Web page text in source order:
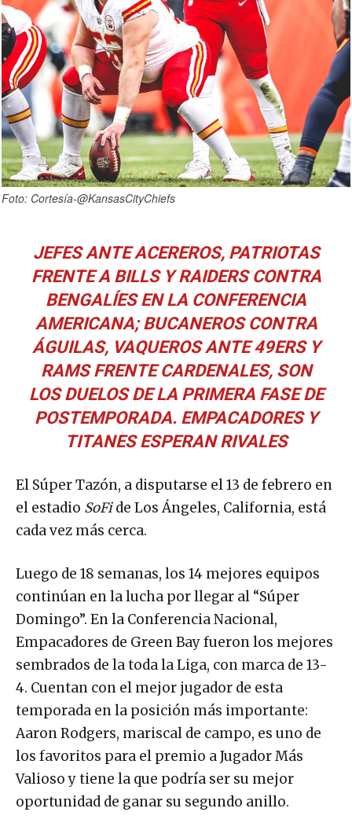
Foto: Cortesía-@KansasCityChiefs
JEFES ANTE ACEREROS, PATRIOTAS
FRENTE A BILLS Y RAIDERS CONTRA
BENGALÍES EN LA CONFERENCIA
AMERICANA; BUCANEROS CONTRA
ÁGUILAS, VAQUEROS ANTE 49ERS Y
RAMS FRENTE CARDENALES, SON
LOS DUELOS DE LA PRIMERA FASE DE
POSTEMPORADA. EMPACADORES Y
TITANES ESPERAN RIVALES
El Súper Tazón, a disputarse el 13 de febrero en
el estadio SoFide Los Ángeles, California, está
cada vez más cerca.
Luego de 18 semanas, los 14 mejores equipos
continúan en la lucha por llegar al “Súper
Domingo”. En la Conferencia Nacional,
Empacadores de Green Bay fueron los mejores
sembrados de la toda la Liga, con marca de 13-
4. Cuentan con el mejor jugador de esta
temporada en la posición más importante:
Aaron Rodgers, mariscal de campo, es uno de
los favoritos para el premio a Jugador Más
Valioso y tiene la que podría ser su mejor
oportunidad de ganar su segundo anillo.